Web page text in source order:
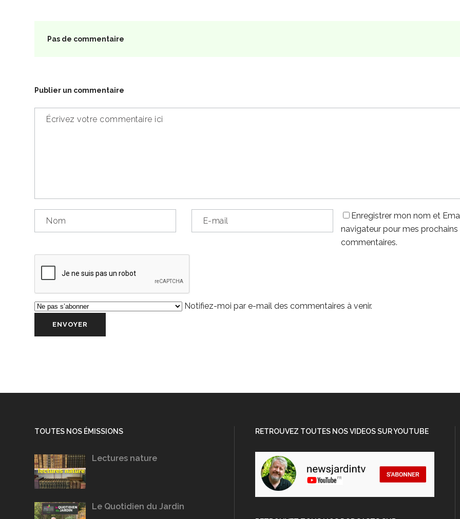
Pas de commentaire
Publier un commentaire
Enregistrer mon nom et
navigateur pour mes prochains
commentaires.
Notifiez-moi par e-mail des commentaires à venir.
TOUTES NOS ÉMISSIONS
Lectures nature
Le Quotidien du Jardin
RETROUVEZ TOUTES NOS VIDEOS SUR YOUTUBE